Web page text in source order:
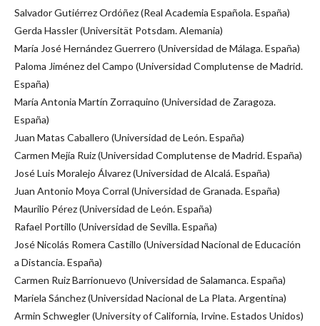
Salvador Gutiérrez Ordóñez (Real Academia Española. España)
Gerda Hassler (Universität Potsdam. Alemania)
María José Hernández Guerrero (Universidad de Málaga. España)
Paloma Jiménez del Campo (Universidad Complutense de Madrid.
España)
María Antonia Martín Zorraquino (Universidad de Zaragoza.
España)
Juan Matas Caballero (Universidad de León. España)
Carmen Mejía Ruiz (Universidad Complutense de Madrid. España)
José Luis Moralejo Álvarez (Universidad de Alcalá. España)
Juan Antonio Moya Corral (Universidad de Granada. España)
Maurilio Pérez (Universidad de León. España)
Rafael Portillo (Universidad de Sevilla. España)
José Nicolás Romera Castillo (Universidad Nacional de Educación
a Distancia. España)
Carmen Ruiz Barrionuevo (Universidad de Salamanca. España)
Mariela Sánchez (Universidad Nacional de La Plata. Argentina)
Armin Schwegler (University of California, Irvine. Estados Unidos)